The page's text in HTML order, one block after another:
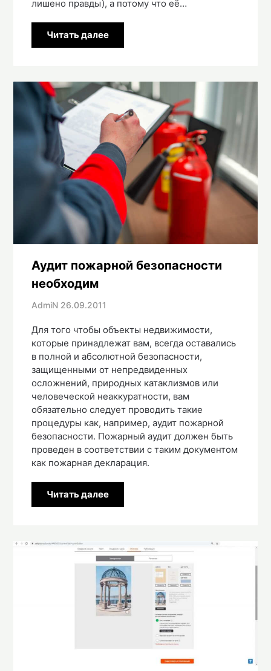
лишено правды), а потому что её…
Читать далее
Аудит пожарной безопасности
необходим
AdmiN 26.09.2011
Для того чтобы объекты недвижимости,
которые принадлежат вам, всегда оставались
в полной и абсолютной безопасности,
защищенными от непредвиденных
осложнений, природных катаклизмов или
человеческой неаккуратности, вам
обязательно следует проводить такие
процедуры как, например, аудит пожарной
безопасности. Пожарный аудит должен быть
проведен в соответствии с таким документом
как пожарная декларация.
Читать далее